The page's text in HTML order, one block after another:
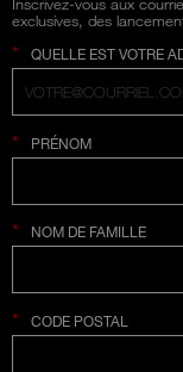
Inscrivez-vous aux
exclusives, des
* QUELLE EST VOTRE
* PRÉNOM
* NOM DE FAMILLE
* CODE POSTAL